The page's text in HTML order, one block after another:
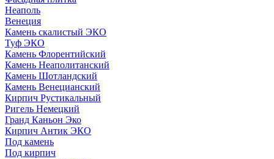
Неаполь
Венеция
Камень скалистый ЭКО
Туф ЭКО
Камень Флорентийский
Камень Неаполитанский
Камень Шотландский
Камень Венецианский
Кирпич Рустикальный
Ригель Немецкий
Гранд Каньон Эко
Кирпич Антик ЭКО
Под камень
Под кирпич